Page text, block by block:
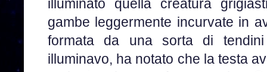
illuminato quella creatura
gambe leggermente incurvate in
formata da una sorta di
illuminavo, ha notato che la testa